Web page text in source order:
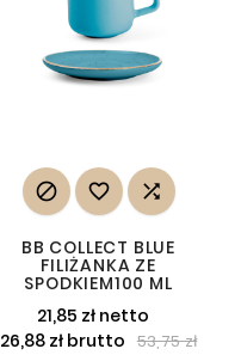
  
BB COLLECT BLUE
FILIŻANKA ZE
SPODKIEM100 ML
21,85 zł netto
26,88 zł brutto 53,75 zł